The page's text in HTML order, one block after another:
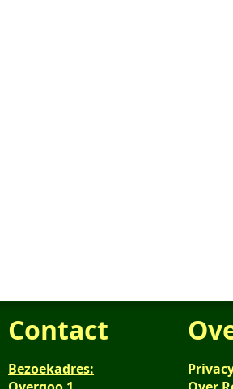
Contact
Bezoekadres: